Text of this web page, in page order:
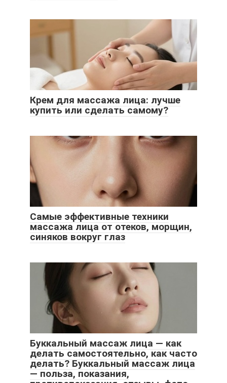
Крем для массажа лица: лучше
купить или сделать самому?
Самые эффективные техники
массажа лица от отеков, морщин,
синяков вокруг глаз
Буккальный массаж лица — как
делать самостоятельно, как часто
делать? Буккальный массаж лица
— польза, показания,